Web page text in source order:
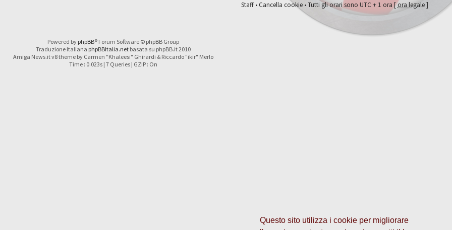
Questo sito utilizza i cookie per migliorare
Staff•Cancella cookie• Tutti gli orari sono UTC + 1 ora [ora legale]
Powered by phpBB® Forum Software © phpBB Group
Traduzione Italiana phpBBItalia.netbasata su phpBB.it 2010
Amiga News.it v8 theme by Carmen "Khaleesi" Ghirardi & Riccardo "ikir" Merlo
Time : 0.023s | 7 Queries | GZIP : On